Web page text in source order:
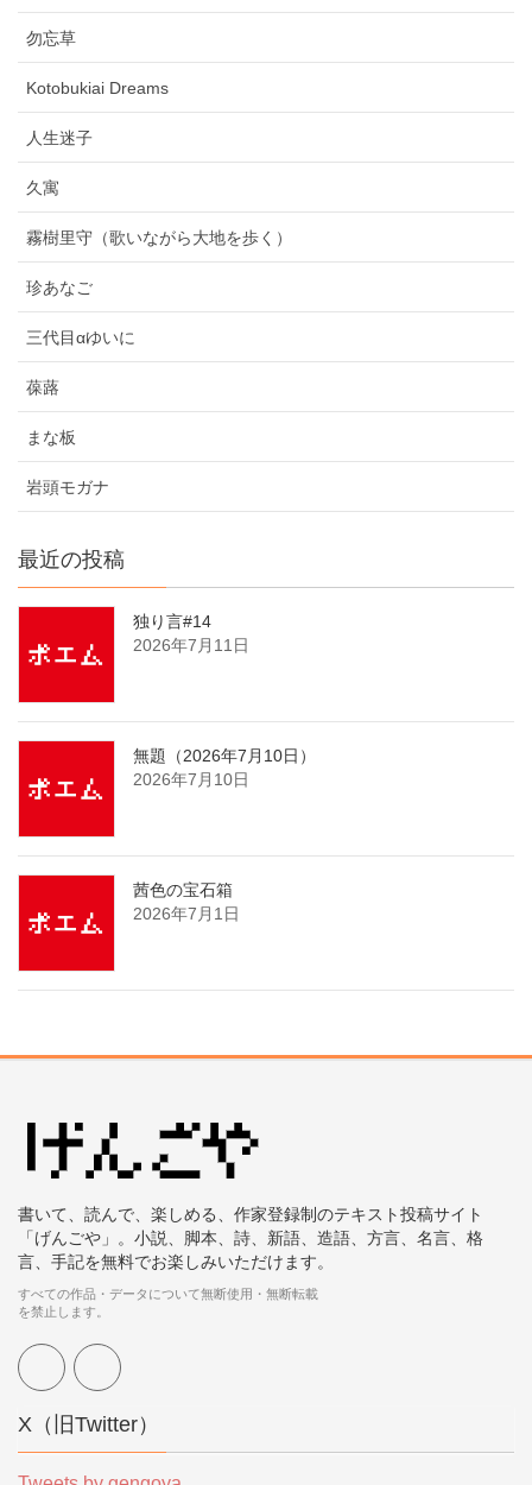
勿忘草
Kotobukiai Dreams
人生迷子
久寓
霧樹里守（歌いながら大地を歩く）
珍あなご
三代目αゆいに
葆蕗
まな板
岩頭モガナ
最近の投稿
独り言#14
2026年7月11日
無題（2026年7月10日）
2026年7月10日
茜色の宝石箱
2026年7月1日
書いて、読んで、楽しめる、作家登録制のテキスト投稿サイト
「げんごや」。小説、脚本、詩、新語、造語、方言、名言、格
言、手記を無料でお楽しみいただけます。
すべての作品・データについて無断使用・無断転載
を禁止します。
X（旧Twitter）